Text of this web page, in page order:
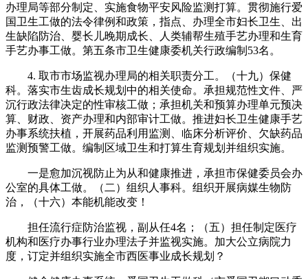
办理局等部分制定、实施食物平安风险监测打算。贯彻施行爱
国卫生工做的法令律例和政策，指点、办理全市妇长卫生、出
生缺陷防治、婴长儿晚期成长、人类辅帮生殖手艺办理和生育
手艺办事工做。第五条市卫生健康委机关行政编制53名。
4. 取市市场监视办理局的相关职责分工。（十九）保健
科。落实市生齿成长规划中的相关使命。承担规范性文件、严
沉行政法律决定的性审核工做；承担机关和预算办理单元预决
算、财政、资产办理和内部审计工做。推进妇长卫生健康手艺
办事系统扶植，开展药品利用监测、临床分析评价、欠缺药品
监测预警工做。编制区域卫生和打算生育规划并组织实施。
一是愈加沉视防止为从和健康推进，承担市保健委员会办
公室的具体工做。（二）组织人事科。组织开展病媒生物防
治，（十六）本能机能改变！
担任流行症防治监视，副从任4名；（五）担任制定医疗
机构和医疗办事行业办理法子并监视实施。加大公立病院力
度，订定并组织实施全市西医事业成长规划？